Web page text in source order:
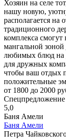
Хозяин на селе
нашу новую,
располагается на
традиционного
комплекса смогут
мангальной
любимых блюд на
для дружных
чтобы ваш отдых
положительные
от 1800 до 2000
Спецпредложение
5,0
Баня Амели
Баня Амели
Петра